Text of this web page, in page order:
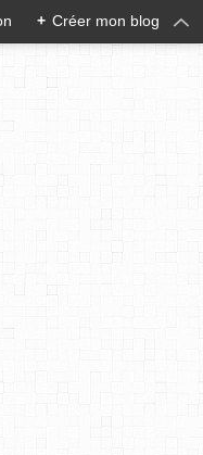
+ Créer mon blog